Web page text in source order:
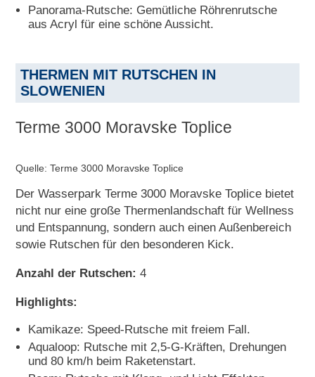
Panorama-Rutsche: Gemütliche Röhrenrutsche
aus Acryl für eine schöne Aussicht.
THERMEN MIT RUTSCHEN IN
SLOWENIEN
Terme 3000 Moravske Toplice
Quelle: Terme 3000 Moravske Toplice
Der Wasserpark Terme 3000 Moravske Toplice bietet
nicht nur eine große Thermenlandschaft für Wellness
und Entspannung, sondern auch einen Außenbereich
sowie Rutschen für den besonderen Kick.
Anzahl der Rutschen: 4
Highlights:
Kamikaze: Speed-Rutsche mit freiem Fall.
Aqualoop: Rutsche mit 2,5-G-Kräften, Drehungen
und 80 km/h beim Raketenstart.